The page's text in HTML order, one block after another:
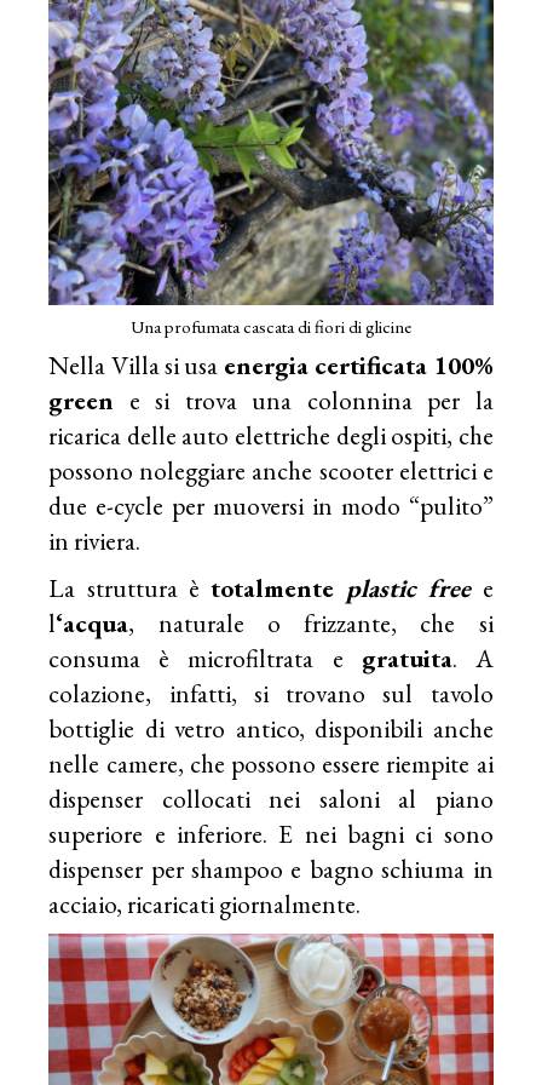
Una profumata cascata di fiori di glicine
Nella Villa si usa energia certificata 100%
green e si trova una colonnina per la
ricarica delle auto elettriche degli ospiti, che
possono noleggiare anche scooter elettrici e
due e-cycle per muoversi in modo “pulito”
in riviera.
La struttura è totalmente plastic freee
l‘acqua, naturale o frizzante, che si
consuma è microfiltrata e gratuita. A
colazione, infatti, si trovano sul tavolo
bottiglie di vetro antico, disponibili anche
nelle camere, che possono essere riempite ai
dispenser collocati nei saloni al piano
superiore e inferiore. E nei bagni ci sono
dispenser per shampoo e bagno schiuma in
acciaio, ricaricati giornalmente.